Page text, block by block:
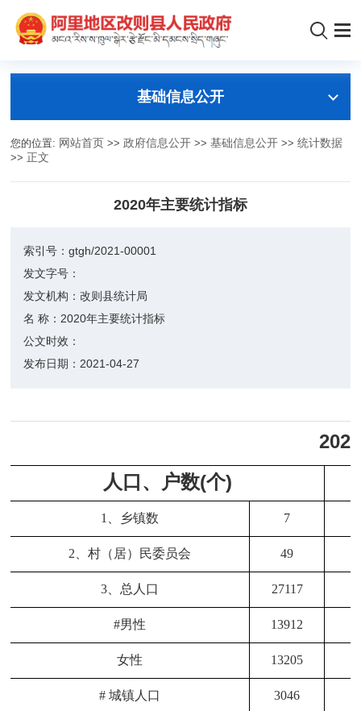
基础信息公开
您的位置: 网站首页 >>政府信息公开 >>基础信息公开 >>统计数据
>> 正文
2020年主要统计指标
索引号：gtgh/2021-00001
发文字号：
发文机构：改则县统计局
名 称： 2020年主要统计指标
公文时效：
发布日期： 2021-04-27
人口、户数(个)
1、乡镇数 7
2、村（居）民委员会 49
3、总人口 27117
#男性 13912
女性 13205
# 城镇人口 3046